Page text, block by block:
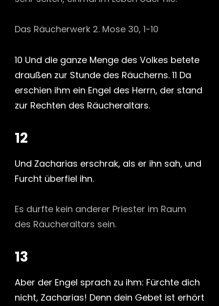
Das Räucherwerk 2. Mose 30, 1-10
10 Und die ganze Menge des Volkes betete
draußen zur Stunde des Räucherns. 11 Da
erschien ihm ein Engel des Herrn, der stand
zur Rechten des Räucheraltars.
12
Und Zacharias erschrak, als er ihn sah, und
Furcht überfiel ihn.
Es durfte kein anderer Priester im Raum
des Räucheraltars sein.
13
Aber der Engel sprach zu ihm: Fürchte dich
nicht, Zacharias! Denn dein Gebet ist erhört